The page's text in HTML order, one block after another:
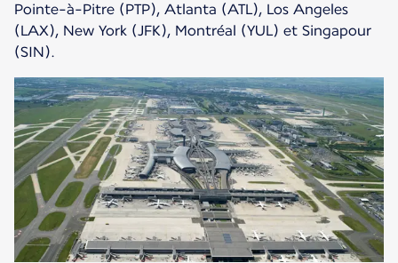
Pointe-à-Pitre (PTP), Atlanta (ATL), Los Angeles
(LAX), New York (JFK), Montréal (YUL) et Singapour
(SIN).